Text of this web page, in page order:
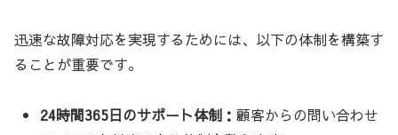
迅速な故障対応を実現するためには、以下の体制を構築す
ることが重要です。
24時間365日のサポート体制：顧客からの問い合わせ